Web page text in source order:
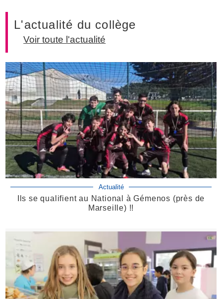
L'actualité du collège
Voir toute l'actualité
Actualité
Ils se qualifient au National à Gémenos (près de
Marseille) !!